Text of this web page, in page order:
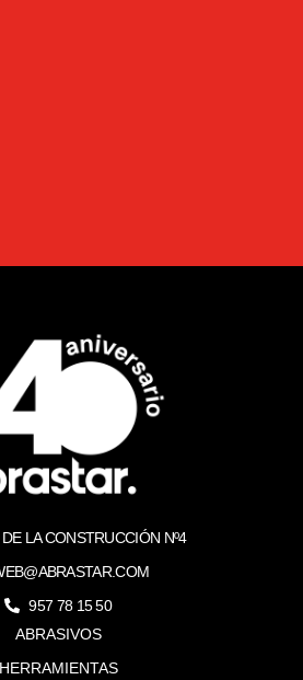
ABRASIVOS
HERRAMIENTAS
LA CONSTRUCCIÓN Nº4
957 78 15 50